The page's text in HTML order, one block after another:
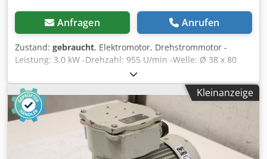
Anfragen Anrufen
Zustand: gebraucht, Elektromotor, Drehstrommotor -
Leistung: 3,0 kW -Drehzahl: 955 U/min -Welle: Ø 38 x 80
mm -Bauform: B5 -Rezess: Ø 230 mm Dedpfxefghcxs
Amysck -Flansch Aussen: Ø 300 mm -Schutzart: IP55 -
Abmessungen: 590/302/H295 mm -Gewicht: 67 kgKleinanzeige